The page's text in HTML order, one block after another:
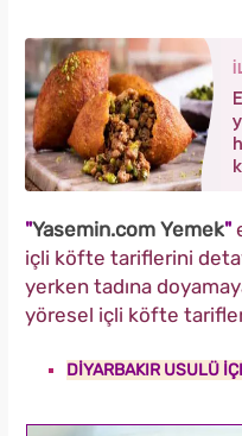
"Yasemin.com Yemek"
içli köfte tariflerini
yerken tadına
yöresel içli köfte
DİYARBAKIR USULÜ